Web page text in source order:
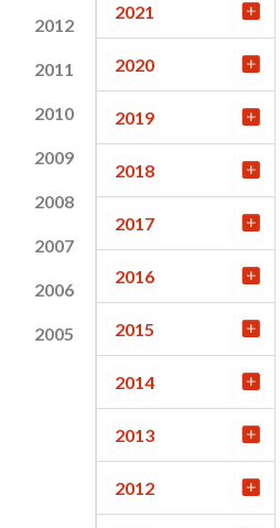
2012
2011
2010
2009
2008
2007
2006
2005
2021
2020
2019
2018
2017
2016
2015
2014
2013
2012